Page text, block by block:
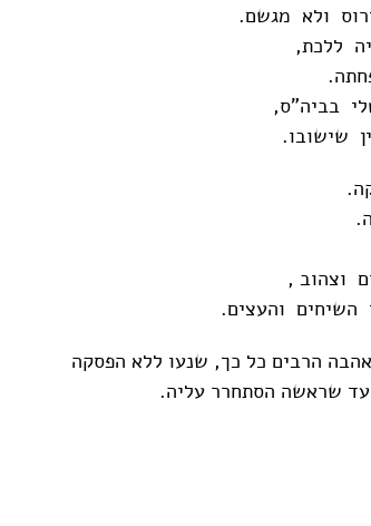
ולא מגשם.
ללכת,
בביה"ס,
שישובו.
וצהוב ,
והעצים.
הרבים כל כך, שנעו ללא הפסקה
עד שראשה הסתחרר עליה.